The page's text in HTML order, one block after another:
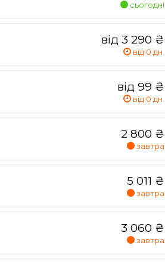
сьогодні
від 3 290 ₴
від 0 дн.
від 99 ₴
від 0 дн.
2 800 ₴
завтра
5 011 ₴
завтра
3 060 ₴
завтра